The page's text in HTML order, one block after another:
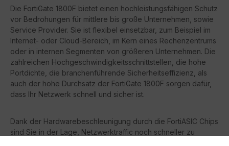
Die FortiGate 1800F bietet einen hochleistungsfähigen Schutz
vor Bedrohungen für mittlere bis große Unternehmen, sowie
Service Provider. Sie ist flexibel einsetzbar, zum Beispiel im
Internet- oder Cloud-Bereich, im Kern eines Rechenzentrums
oder in internen Segmenten von größeren Unternehmen. Die
zahlreichen Hochgeschwindigkeitsschnittstellen, die hohe
Portdichte, die branchenführende Sicherheitseffizienz, als
auch der hohe Durchsatz der FortiGate 1800F sorgen dafür,
dass Ihr Netzwerk schnell und sicher ist.
Dank der Hardwarebeschleunigung durch die FortiASIC Chips
sind Sie in der Lage, Netzwerktraffic noch schneller zu